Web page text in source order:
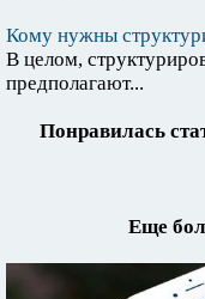
Кому нужны
В целом,
предполагают...
Понравилась
Еще